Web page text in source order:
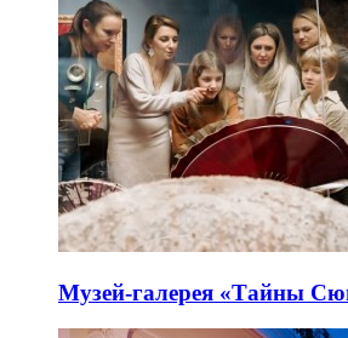
Музей-галерея «Тайны